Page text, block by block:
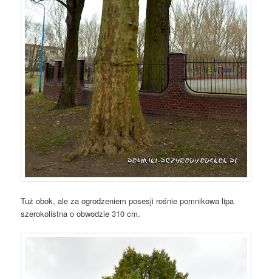
Tuż obok, ale za ogrodzeniem posesji rośnie pomnikowa lipa
szerokolistna o obwodzie 310 cm.